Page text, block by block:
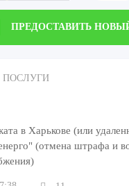
ПРЕДОСТАВИТЬ
ПОСЛУГИ
в Харькове (или
(отмена штрафа и